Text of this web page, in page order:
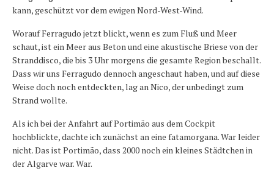
kann, geschützt vor dem ewigen Nord-West-Wind.
Worauf Ferragudo jetzt blickt, wenn es zum Fluß und Meer
schaut, ist ein Meer aus Beton und eine akustische Briese von der
Stranddisco, die bis 3 Uhr morgens die gesamte Region beschallt.
Dass wir uns Ferragudo dennoch angeschaut haben, und auf diese
Weise doch noch entdeckten, lag an Nico, der unbedingt zum
Strand wollte.
Als ich bei der Anfahrt auf Portimão aus dem Cockpit
hochblickte, dachte ich zunächst an eine fatamorgana. War leider
nicht. Das ist Portimão, dass 2000 noch ein kleines Städtchen in
der Algarve war. War.